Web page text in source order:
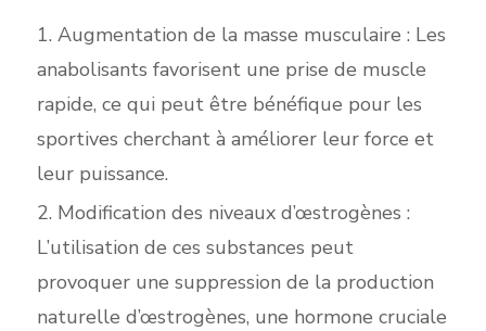
Augmentation de la masse musculaire : Les
anabolisants favorisent une prise de muscle
rapide, ce qui peut être bénéfique pour les
sportives cherchant à améliorer leur force et
leur puissance.
Modification des niveaux d’œstrogènes :
L’utilisation de ces substances peut
provoquer une suppression de la production
naturelle d’œstrogènes, une hormone cruciale